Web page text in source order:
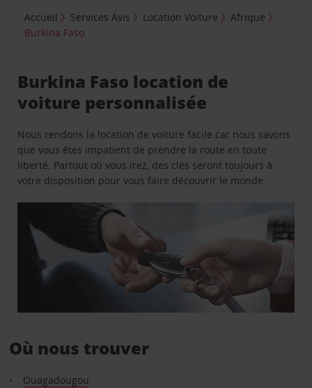
Accueil Services Avis Location Voiture
Afrique
Burkina Faso
Burkina Faso location de
voiture personnalisée
Nous rendons la location de voiture facile car nous savons
que vous êtes impatient de prendre la route en toute
liberté. Partout où vous irez, des clés seront toujours à
votre disposition pour vous faire découvrir le monde.
Où nous trouver
Ouagadougou